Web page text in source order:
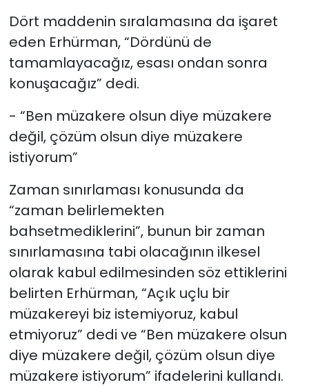
Dört maddenin sıralamasına da işaret
eden Erhürman, “Dördünü de
tamamlayacağız, esası ondan sonra
konuşacağız” dedi.
- “Ben müzakere olsun diye müzakere
değil, çözüm olsun diye müzakere
istiyorum”
Zaman sınırlaması konusunda da
“zaman belirlemekten
bahsetmediklerini”, bunun bir zaman
sınırlamasına tabi olacağının ilkesel
olarak kabul edilmesinden söz ettiklerini
belirten Erhürman, “Açık uçlu bir
müzakereyi biz istemiyoruz, kabul
etmiyoruz” dedi ve “Ben müzakere olsun
diye müzakere değil, çözüm olsun diye
müzakere istiyorum” ifadelerini kullandı.